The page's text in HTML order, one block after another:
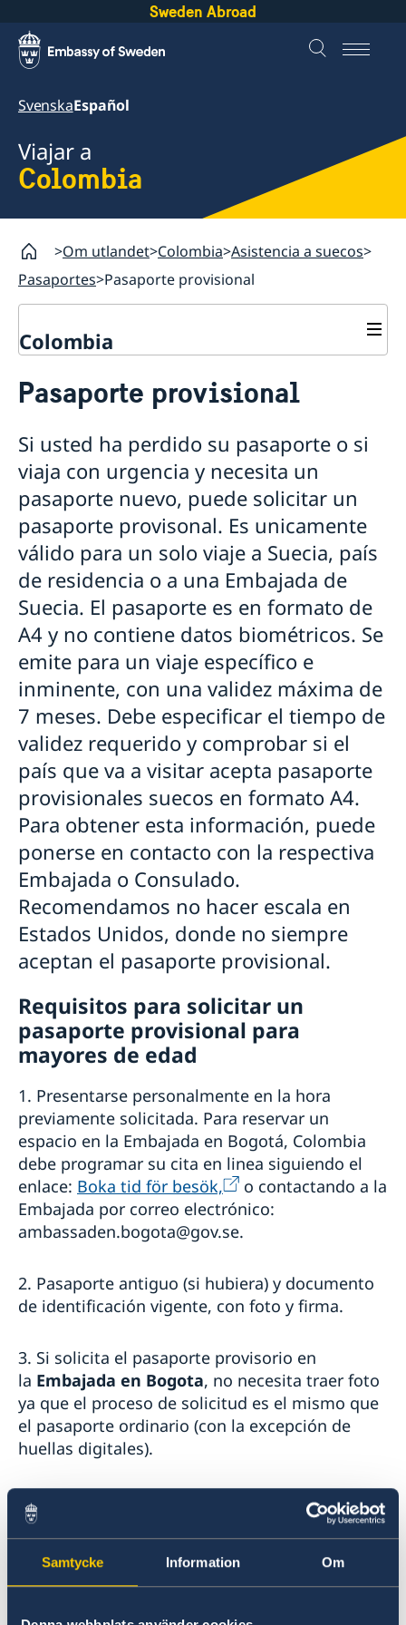
Samtycke Information Om
Sweden Abroad
SvenskaEspañol
Viajar a
Colombia
Om utlandet Colombia Asistencia a suecos
Pasaportes Pasaporte provisional
Colombia
Pasaportes
edad
Renovación de pasaporte sueco para menores de
edad
Solicitud del primer pasaporte para menores de
edad
Pasaporte provisional
Tarjeta de identidad sueca
Solicitud de número de coordinación sueco
Preguntas frecuentes sobre pasaportes
Legalizaciones
Casarse en el extranjero
Tarifas
Registrar su estancia en el extranjero
Pension en Suecia
Personbevis / Certificado de nacimiento
Votar en el extranjero
Divorcio
Homologar título en Suecia
Volver a Suecia
Notificación de ciudadanía sueca
Cooperación de desarollo
Asistencia para empresas suecas
Empresas suecas en Colombia y Ecuador
Pasaporte provisional
Si usted ha perdido su pasaporte o si
viaja con urgencia y necesita un
pasaporte nuevo, puede solicitar un
pasaporte provisonal. Es unicamente
válido para un solo viaje a Suecia, país
de residencia o a una Embajada de
Suecia. El pasaporte es en formato de
A4 y no contiene datos biométricos. Se
emite para un viaje específico e
inminente, con una validez máxima de
7 meses. Debe especificar el tiempo de
validez requerido y comprobar si el
país que va a visitar acepta pasaporte
provisionales suecos en formato A4.
Para obtener esta información, puede
ponerse en contacto con la respectiva
Embajada o Consulado.
Recomendamos no hacer escala en
Estados Unidos, donde no siempre
aceptan el pasaporte provisional.
Requisitos para solicitar un
pasaporte provisional para
mayores de edad
1. Presentarse personalmente en la hora
previamente solicitada. Para reservar un
espacio en la Embajada en Bogotá, Colombia
debe programar su cita en linea siguiendo el
enlace: Boka tid för besök,
o contactando a la
Embajada por correo electrónico:
ambassaden.bogota@gov.se.
2. Pasaporte antiguo (si hubiera) y documento
de identificación vigente, con foto y firma.
3. Si solicita el pasaporte provisorio en
la Embajada en Bogota, no necesita traer foto
ya que el proceso de solicitud es el mismo que
el pasaporte ordinario (con la excepción de
huellas digitales).
4. Si solicita el pasaporte provisorio en alguno
de los Consulados de Suecia en Ecuador,
Venezuela y Colombia, se llena un formulario
disponible en el Consulado. Debe llevar dos
fotos de tamaño pasaporte con no más de 6